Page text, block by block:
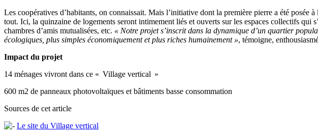
Les coopératives d’habitants, on connaissait. Mais l’initiative dont la première pierre a été
tout. Ici, la quinzaine de logements seront intimement liés et ouverts sur les espaces collectifs qui
chambres d’amis mutualisées, etc. « Notre projet s’inscrit dans la dynamique d’un quartier
écologiques, plus simples économiquement et plus riches humainement », témoigne,
Impact du projet
14 ménages vivront dans ce « Village vertical »
600 m2 de panneaux photovoltaïques et bâtiments basse consommation
Sources de cet article
Le site du Village vertical